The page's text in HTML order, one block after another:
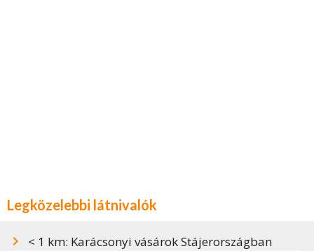
Legközelebbi látnivalók
< 1 km: Karácsonyi vásárok Stájerországban